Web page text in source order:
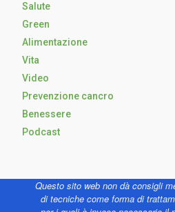
Salute
Green
Alimentazione
Vita
Video
Prevenzione cancro
Benessere
Podcast
Questo sito web non dà consigli
di tecniche come forma di